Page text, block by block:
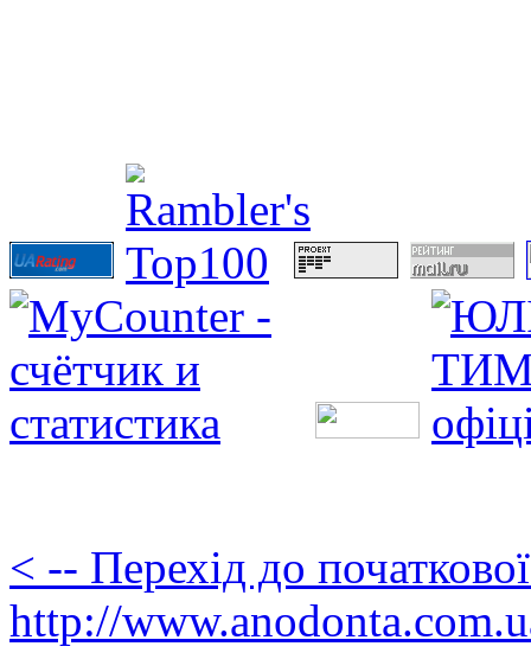
< -- Перехід до
http://